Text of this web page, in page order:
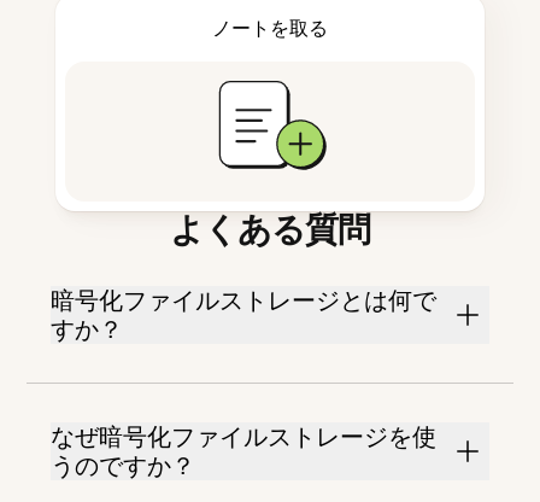
ノートを取る
よくある質問
暗号化ファイルストレージとは何で
すか？
なぜ暗号化ファイルストレージを使
うのですか？